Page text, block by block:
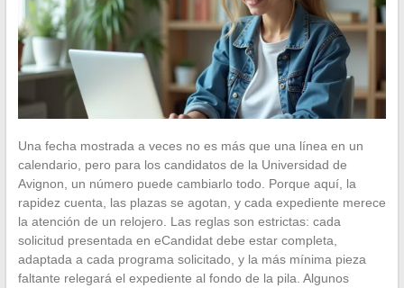
Una fecha mostrada a veces no es más que una línea en un
calendario, pero para los candidatos de la Universidad de
Avignon, un número puede cambiarlo todo. Porque aquí, la
rapidez cuenta, las plazas se agotan, y cada expediente merece
la atención de un relojero. Las reglas son estrictas: cada
solicitud presentada en eCandidat debe estar completa,
adaptada a cada programa solicitado, y la más mínima pieza
faltante relegará el expediente al fondo de la pila. Algunos